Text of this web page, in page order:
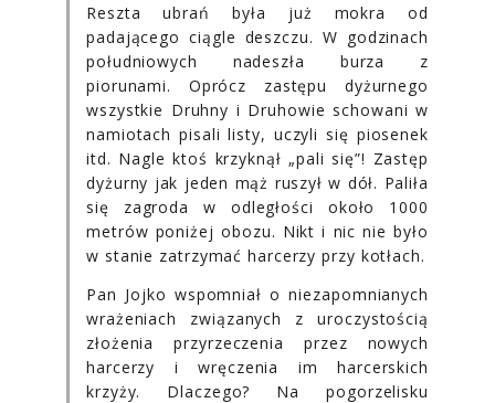
Reszta ubrań była już mokra od
padającego ciągle deszczu. W godzinach
południowych nadeszła burza z
piorunami. Oprócz zastępu dyżurnego
wszystkie Druhny i Druhowie schowani w
namiotach pisali listy, uczyli się piosenek
itd. Nagle ktoś krzyknął „pali się”! Zastęp
dyżurny jak jeden mąż ruszył w dół. Paliła
się zagroda w odległości około 1000
metrów poniżej obozu. Nikt i nic nie było
w stanie zatrzymać harcerzy przy kotłach.
Pan Jojko wspomniał o niezapomnianych
wrażeniach związanych z uroczystością
złożenia przyrzeczenia przez nowych
harcerzy i wręczenia im harcerskich
krzyży. Dlaczego? Na pogorzelisku